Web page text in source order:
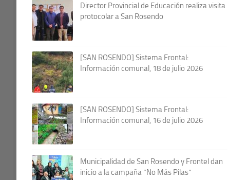
Director Provincial de Educación realiza visita
protocolar a San Rosendo
[SAN ROSENDO] Sistema Frontal:
Información comunal, 18 de julio 2026
[SAN ROSENDO] Sistema Frontal:
Información comunal, 16 de julio 2026
Municipalidad de San Rosendo y Frontel dan
inicio a la campaña “No Más Pilas”